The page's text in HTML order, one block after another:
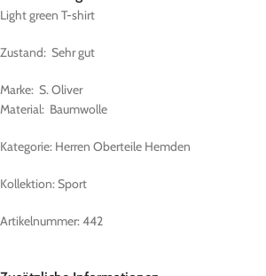
Light green T-shirt
Zustand: Sehr gut
Marke: S. Oliver
Material: Baumwolle
Kategorie: Herren Oberteile Hemden
Kollektion: Sport
Artikelnummer: 442